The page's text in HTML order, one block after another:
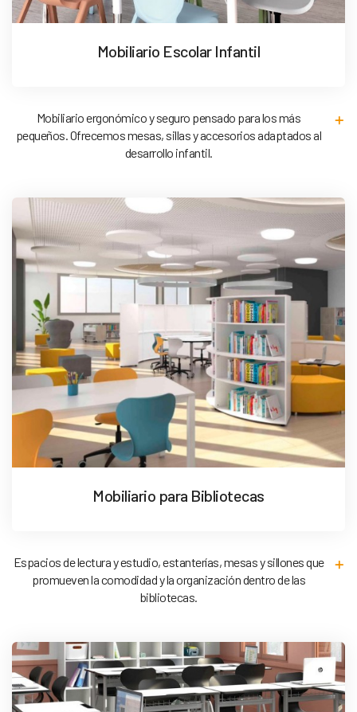
Mobiliario Escolar Infantil
Mobiliario ergonómico y seguro pensado para los más
pequeños. Ofrecemos mesas, sillas y accesorios adaptados al
desarrollo infantil.
Mobiliario para Bibliotecas
Espacios de lectura y estudio, estanterías, mesas y sillones que
promueven la comodidad y la organización dentro de las
bibliotecas.